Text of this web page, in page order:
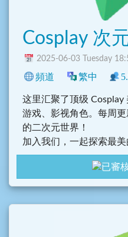
Cosplay 次
2025-06-03 Tuesday
頻道 繁中
这里汇聚了顶级 Cosplay
游戏、影视角色。每周
的二次元世界！
加入我们，一起探索最美